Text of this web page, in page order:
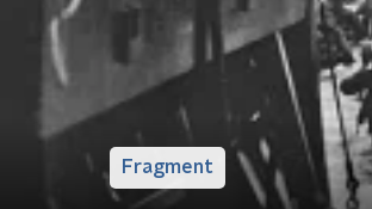
Fragment